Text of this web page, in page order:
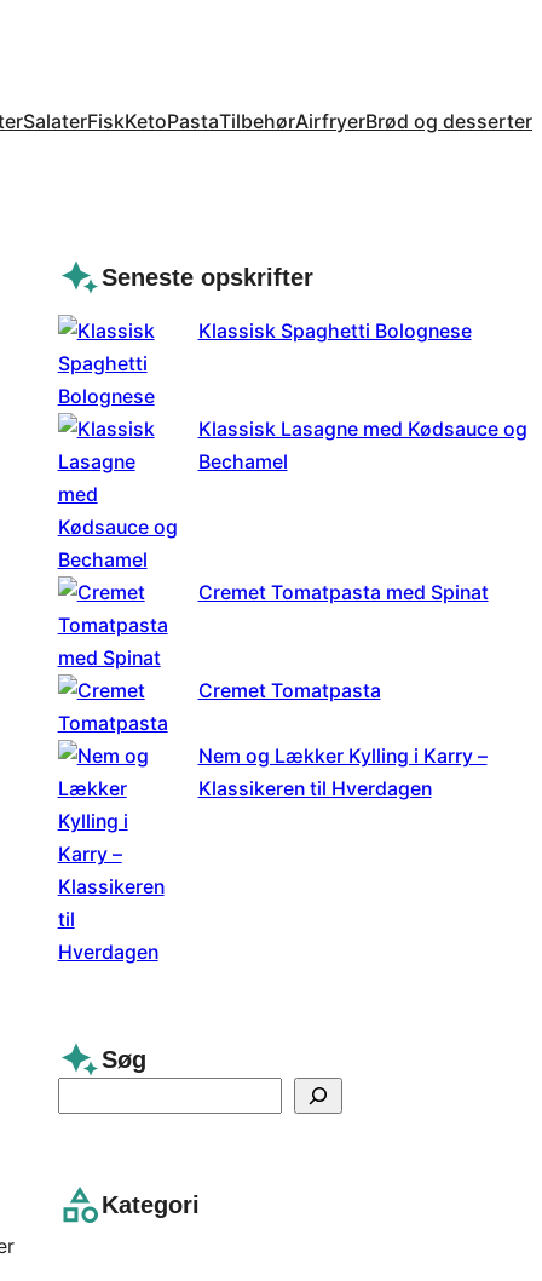
SalaterFiskKetoPastaTilbehørAirfryerBrød og desserter
Seneste opskrifter
Klassisk Spaghetti Bolognese
Klassisk Lasagne med Kødsauce og
Bechamel
Cremet Tomatpasta med Spinat
Cremet Tomatpasta
Nem og Lækker Kylling i Karry –
Klassikeren til Hverdagen
Søg
c
Kategori